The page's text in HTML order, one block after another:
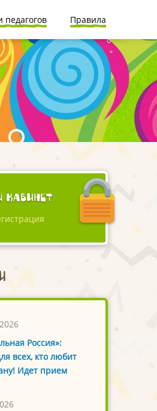
педагогов Правила
кабинет
Россия»:
всех, кто любит
Идет прием